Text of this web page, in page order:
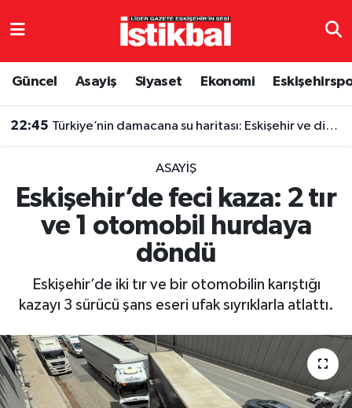
Güncel Asayiş Siyaset Ekonomi
22:45 Türkiye’nin damacana su haritası: Eskişehir ve diğer illerde fiyatlar ne kadar?
ASAYIŞ
Eskişehir’de feci kaza: 2 tır
ve 1 otomobil hurdaya
döndü
Eskişehir’de iki tır ve bir otomobilin karıştığı
kazayı 3 sürücü şans eseri ufak sıyrıklarla atlattı.
Eskişehirspor
Spor
Ekonomi
Sağlık
Yaşam
Eskişehir Nöbetçi Eczaneler
TFF 3.Lig 4.Grup Puan Durumu ve Fikstür
Son Dakika Haberleri
Haber Arşivi